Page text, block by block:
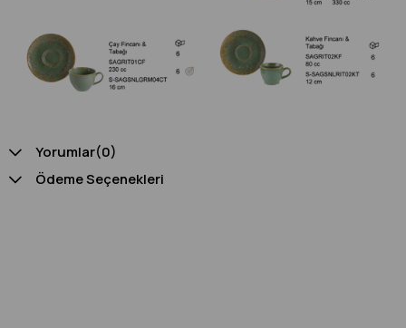
Yorumlar(0)
Ödeme Seçenekleri